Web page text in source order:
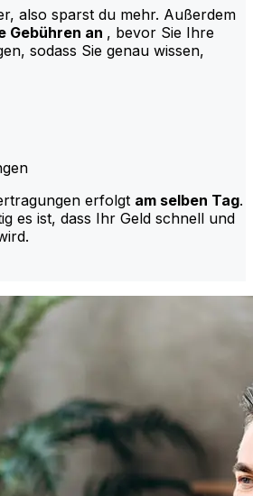
also sparst du mehr. Außerdem
Gebühren an , bevor Sie Ihre
sodass Sie genau wissen,
erfolgt am selben Tag.
es ist, dass Ihr Geld schnell und